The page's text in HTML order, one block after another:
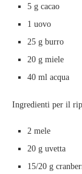
5 g cacao
1 uovo
25 g burro
20 g miele
40 ml acqua
Ingredienti per il
2 mele
20 g uvetta
15/20 g